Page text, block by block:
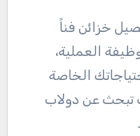
العملية،
الخاصة
تبحث عن دولاب